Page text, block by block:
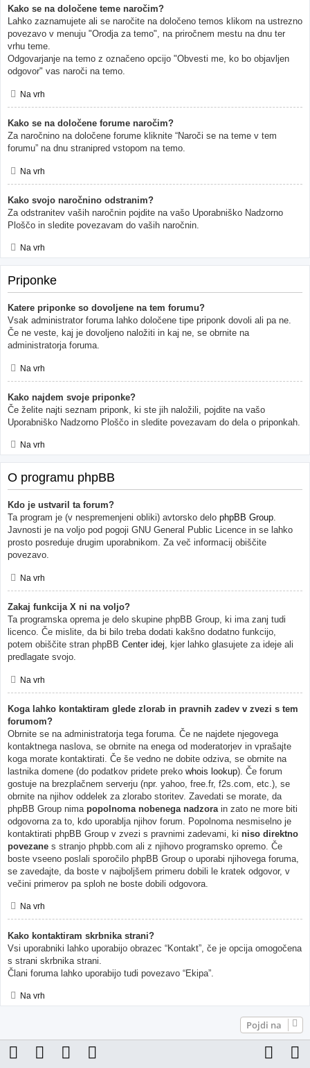
Kako se na določene teme naročim?
Lahko zaznamujete ali se naročite na določeno temos klikom na ustrezno
povezavo v menuju "Orodja za temo", na priročnem mestu na dnu ter
vrhu teme.
Odgovarjanje na temo z označeno opcijo "Obvesti me, ko bo objavljen
odgovor" vas naroči na temo.
Na vrh
Kako se na določene forume naročim?
Za naročnino na določene forume kliknite “Naroči se na teme v tem
forumu” na dnu stranipred vstopom na temo.
Na vrh
Kako svojo naročnino odstranim?
Za odstranitev vaših naročnin pojdite na vašo Uporabniško Nadzorno
Ploščo in sledite povezavam do vaših naročnin.
Na vrh
Priponke
Katere priponke so dovoljene na tem forumu?
Vsak administrator foruma lahko določene tipe priponk dovoli ali pa ne.
Če ne veste, kaj je dovoljeno naložiti in kaj ne, se obrnite na
administratorja foruma.
Na vrh
Kako najdem svoje priponke?
Če želite najti seznam priponk, ki ste jih naložili, pojdite na vašo
Uporabniško Nadzorno Ploščo in sledite povezavam do dela o priponkah.
Na vrh
O programu phpBB
Kdo je ustvaril ta forum?
Ta program je (v nespremenjeni obliki) avtorsko delo phpBB Group.
Javnosti je na voljo pod pogoji GNU General Public Licence in se lahko
prosto posreduje drugim uporabnikom. Za več informacij obiščite
povezavo.
Na vrh
Zakaj funkcija X ni na voljo?
Ta programska oprema je delo skupine phpBB Group, ki ima zanj tudi
licenco. Če mislite, da bi bilo treba dodati kakšno dodatno funkcijo,
potem obiščite stran phpBB Center idej, kjer lahko glasujete za ideje ali
predlagate svojo.
Na vrh
Koga lahko kontaktiram glede zlorab in pravnih zadev v zvezi s tem
forumom?
Obrnite se na administratorja tega foruma. Če ne najdete njegovega
kontaktnega naslova, se obrnite na enega od moderatorjev in vprašajte
koga morate kontaktirati. Če še vedno ne dobite odziva, se obrnite na
lastnika domene (do podatkov pridete preko whois lookup). Če forum
gostuje na brezplačnem serverju (npr. yahoo, free.fr, f2s.com, etc.), se
obrnite na njihov oddelek za zlorabo storitev. Zavedati se morate, da
phpBB Group nima popolnoma nobenega nadzora in zato ne more biti
odgovorna za to, kdo uporablja njihov forum. Popolnoma nesmiselno je
kontaktirati phpBB Group v zvezi s pravnimi zadevami, ki niso direktno
povezane s stranjo phpbb.com ali z njihovo programsko opremo. Če
boste vseeno poslali sporočilo phpBB Group o uporabi njihovega foruma,
se zavedajte, da boste v najboljšem primeru dobili le kratek odgovor, v
večini primerov pa sploh ne boste dobili odgovora.
Na vrh
Kako kontaktiram skrbnika strani?
Vsi uporabniki lahko uporabijo obrazec “Kontakt”, če je opcija omogočena
s strani skrbnika strani.
Člani foruma lahko uporabijo tudi povezavo “Ekipa”.
Na vrh
Pojdi na